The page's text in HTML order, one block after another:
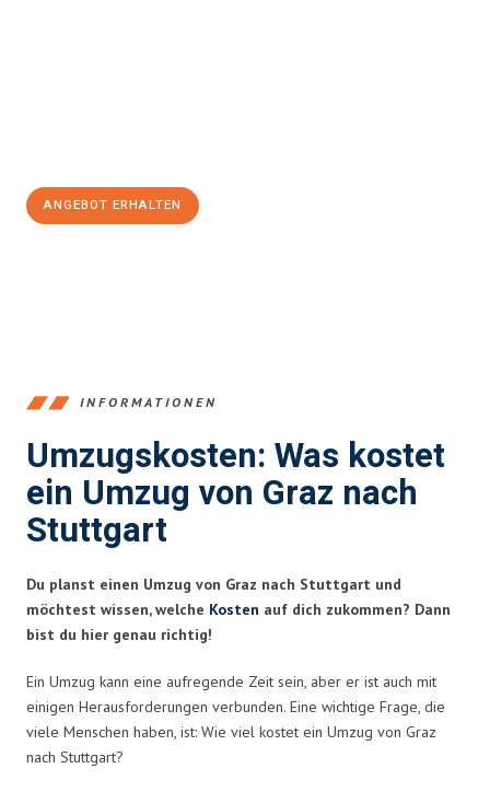
ANGEBOT ERHALTEN
INFORMATIONEN
Umzugskosten: Was kostet
ein Umzug von Graz nach
Stuttgart
Du planst einen Umzug von Graz nach Stuttgart und
möchtest wissen, welche Kosten auf dich zukommen? Dann
bist du hier genau richtig!
Ein Umzug kann eine aufregende Zeit sein, aber er ist auch mit
einigen Herausforderungen verbunden. Eine wichtige Frage, die
viele Menschen haben, ist: Wie viel kostet ein Umzug von Graz
nach Stuttgart?